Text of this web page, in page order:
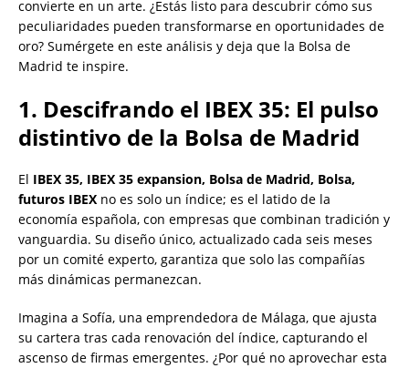
convierte en un arte. ¿Estás listo para descubrir cómo sus
peculiaridades pueden transformarse en oportunidades de
oro? Sumérgete en este análisis y deja que la Bolsa de
Madrid te inspire.
1. Descifrando el IBEX 35: El pulso
distintivo de la Bolsa de Madrid
El IBEX 35, IBEX 35 expansion, Bolsa de Madrid, Bolsa,
futuros IBEX no es solo un índice; es el latido de la
economía española, con empresas que combinan tradición y
vanguardia. Su diseño único, actualizado cada seis meses
por un comité experto, garantiza que solo las compañías
más dinámicas permanezcan.
Imagina a Sofía, una emprendedora de Málaga, que ajusta
su cartera tras cada renovación del índice, capturando el
ascenso de firmas emergentes. ¿Por qué no aprovechar esta